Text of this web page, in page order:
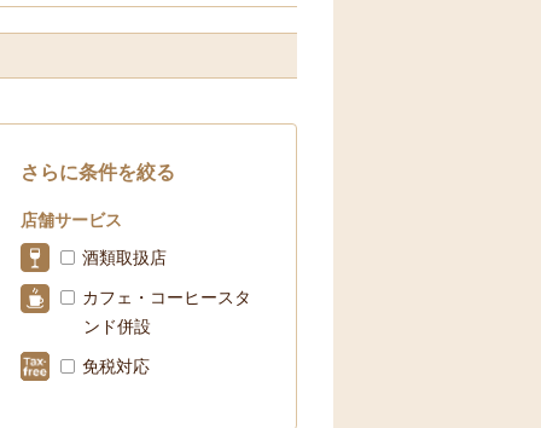
さらに条件を絞る
店舗サービス
酒類取扱店
カフェ・コーヒースタ
ンド併設
免税対応